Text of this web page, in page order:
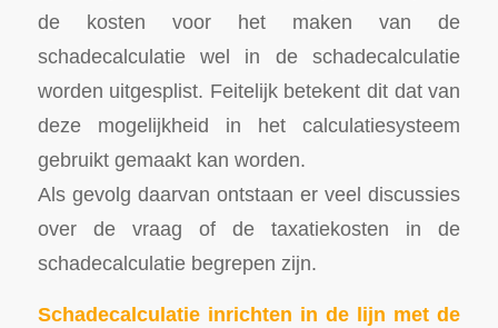
de kosten voor het maken van de
schadecalculatie wel in de schadecalculatie
worden uitgesplist. Feitelijk betekent dit dat van
deze mogelijkheid in het calculatiesysteem
gebruikt gemaakt kan worden.
Als gevolg daarvan ontstaan er veel discussies
over de vraag of de taxatiekosten in de
schadecalculatie begrepen zijn.
Schadecalculatie inrichten in de lijn met de